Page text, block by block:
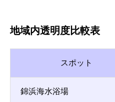
地域内透明度比較表
スポット
錦浜海水浴場